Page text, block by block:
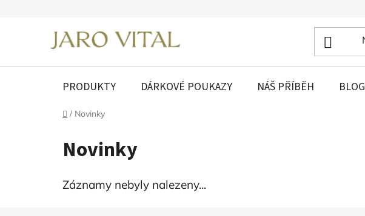
PRODUKTY DÁRKOVÉ POUKAZY NÁŠ PŘÍBĚH BLOG
Domů
/ Novinky
Novinky
Záznamy nebyly nalezeny...